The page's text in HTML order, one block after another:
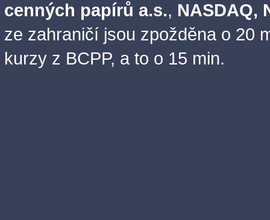
cenných papírů a.s., NASDAQ,
ze zahraničí jsou zpožděna o 20
kurzy z BCPP, a to o 15 min.